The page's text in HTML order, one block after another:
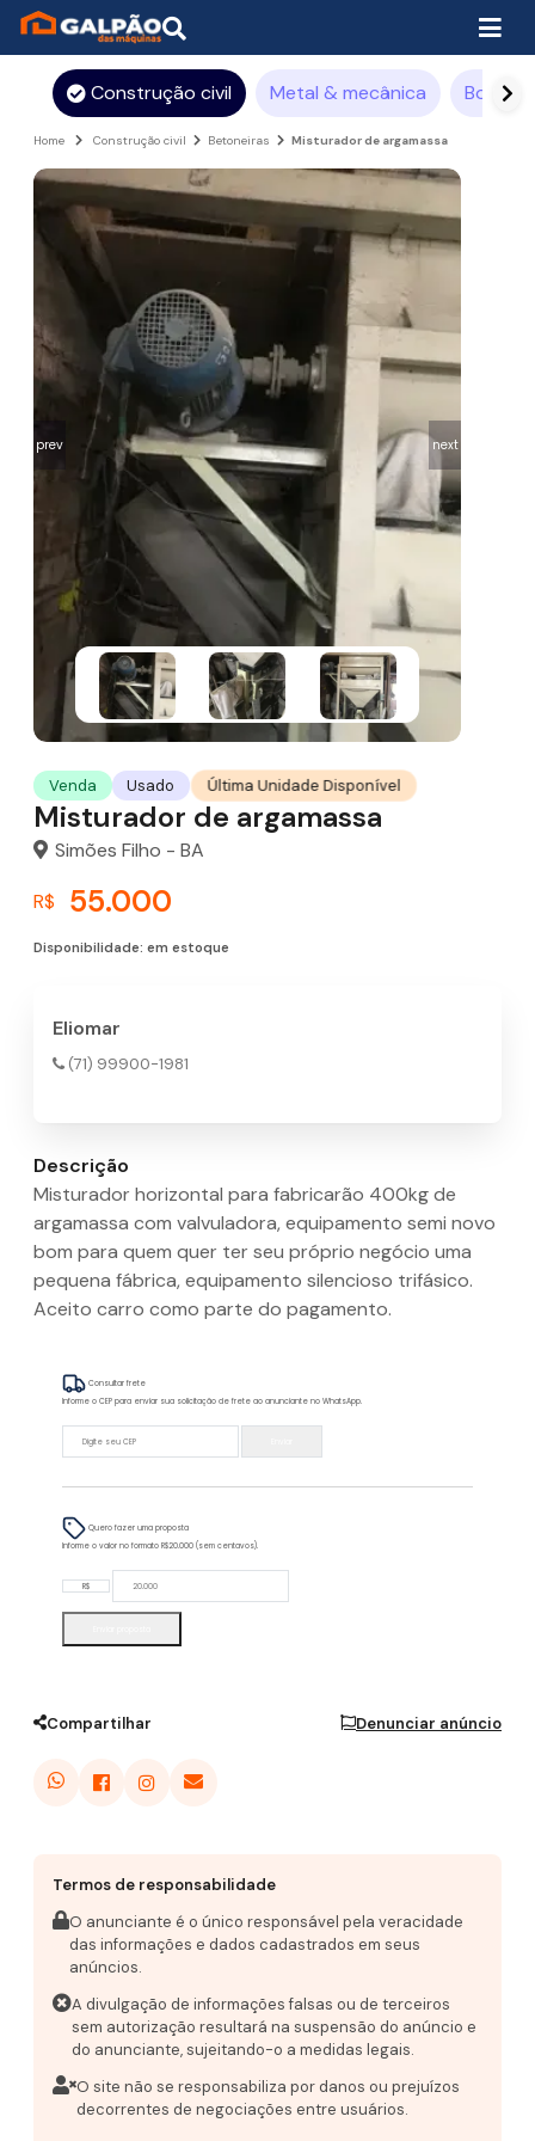
Construção civil Metal & mecânica
Home Construção civil Betoneiras Misturador de argamassa
prev next
Venda Usado Última Unidade Disponível
Misturador de argamassa
Simões Filho - BA
R$ 55.000
Disponibilidade: em estoque
Eliomar
(71) 99900-1981
Descrição
Misturador horizontal para fabricarão 400kg de
argamassa com valvuladora, equipamento semi novo
bom para quem quer ter seu próprio negócio uma
pequena fábrica, equipamento silencioso trifásico.
Aceito carro como parte do pagamento.
Consultar frete
Informe o CEP para enviar sua solicitação de frete ao anunciante no WhatsApp.
Quero fazer uma proposta
Informe o valor no formato R$20.000 (sem centavos).
R$
Compartilhar Denunciar anúncio
Termos de responsabilidade
O anunciante é o único responsável pela veracidade
das informações e dados cadastrados em seus
anúncios.
A divulgação de informações falsas ou de terceiros
sem autorização resultará na suspensão do anúncio e
do anunciante, sujeitando-o a medidas legais.
O site não se responsabiliza por danos ou prejuízos
decorrentes de negociações entre usuários.